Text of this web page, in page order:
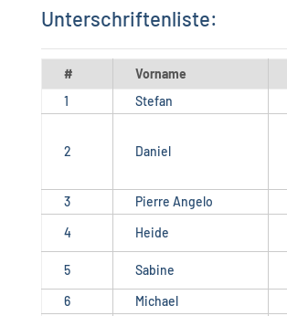
Unterschriftenliste:
# Vorname
1
Stefan
2 Daniel
3 Pierre Angelo
4
Heide
5 Sabine
6
Michael